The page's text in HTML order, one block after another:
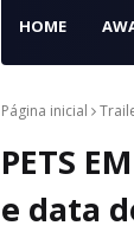
HOME
Página inicial
PETS
e data